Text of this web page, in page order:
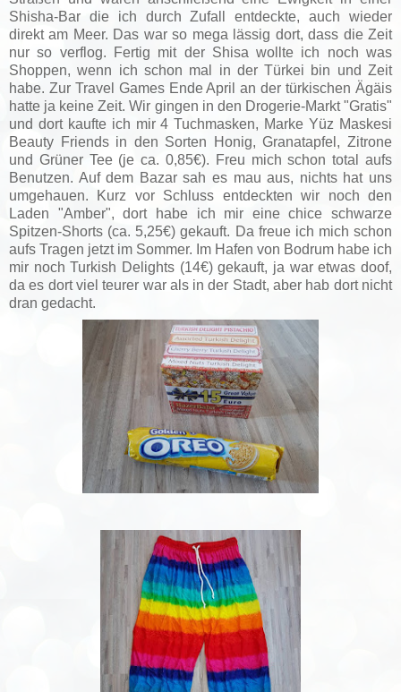
Shisha-Bar die ich durch Zufall entdeckte, auch wieder
direkt am Meer. Das war so mega lässig dort, dass die Zeit
nur so verflog. Fertig mit der Shisa wollte ich noch was
Shoppen, wenn ich schon mal in der Türkei bin und Zeit
habe. Zur Travel Games Ende April an der türkischen Ägäis
hatte ja keine Zeit. Wir gingen in den Drogerie-Markt "Gratis"
und dort kaufte ich mir 4 Tuchmasken, Marke Yüz Maskesi
Beauty Friends in den Sorten Honig, Granatapfel, Zitrone
und Grüner Tee (je ca. 0,85€). Freu mich schon total aufs
Benutzen. Auf dem Bazar sah es mau aus, nichts hat uns
umgehauen. Kurz vor Schluss entdeckten wir noch den
Laden "Amber", dort habe ich mir eine chice schwarze
Spitzen-Shorts (ca. 5,25€) gekauft. Da freue ich mich schon
aufs Tragen jetzt im Sommer. Im Hafen von Bodrum habe ich
mir noch Turkish Delights (14€) gekauft, ja war etwas doof,
da es dort viel teurer war als in der Stadt, aber hab dort nicht
dran gedacht.